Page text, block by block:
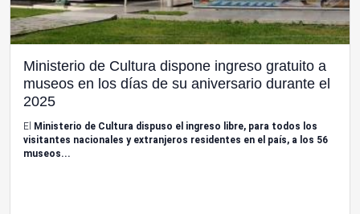
Ministerio de Cultura dispone ingreso gratuito a
museos en los días de su aniversario durante el
2025
El Ministerio de Cultura dispuso el ingreso libre, para todos los
visitantes nacionales y extranjeros residentes en el país, a los 56
museos...